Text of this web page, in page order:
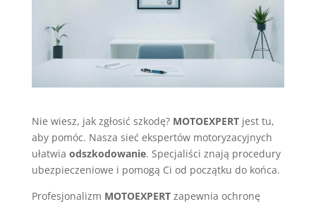
Nie wiesz, jak zgłosić szkodę? MOTOEXPERTjest tu,
aby pomóc. Nasza sieć ekspertów motoryzacyjnych
ułatwia odszkodowanie. Specjaliści znają procedury
ubezpieczeniowe i pomogą Ci od początku do końca.
Profesjonalizm MOTOEXPERTzapewnia ochronę